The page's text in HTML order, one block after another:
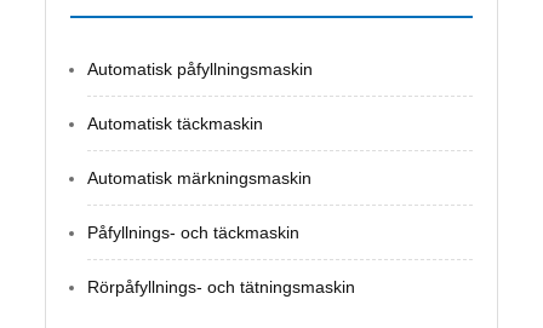
Automatisk påfyllningsmaskin
Automatisk täckmaskin
Automatisk märkningsmaskin
Påfyllnings- och täckmaskin
Rörpåfyllnings- och tätningsmaskin